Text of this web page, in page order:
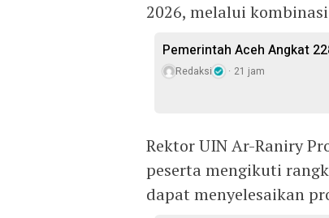
2026, melalui
Pemerintah Aceh Angkat
Redaksi 21 jam
Rektor UIN Ar-Raniry
peserta mengikuti
dapat menyelesaikan